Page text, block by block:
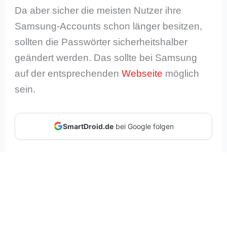
Da aber sicher die meisten Nutzer ihre
Samsung-Accounts schon länger besitzen,
sollten die Passwörter sicherheitshalber
geändert werden. Das sollte bei Samsung
auf der entsprechendenWebseite möglich
sein.
SmartDroid.debei Google folgen